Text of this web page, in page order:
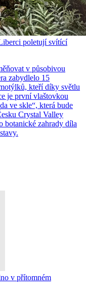
poletují svítící
v působivou
zabydlelo 15
kteří díky světlu
je první vlaštovkou
ve skle“, která bude
Crystal Valley
botanické zahrady díla
v přítomném